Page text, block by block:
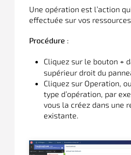
Une opération est l’action
effectuée sur vos ressources
Procédure :
Cliquez sur le bouton +
supérieur droit du
Cliquez sur Operation,
type d’opération, par
vous la créez dans une
existante.